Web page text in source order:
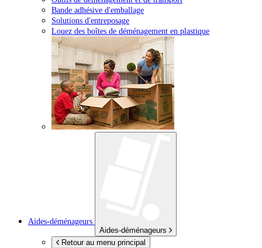
Bande adhésive d'emballage
Solutions d'entreposage
Louez des boîtes de déménagement en plastique
Aides-déménageurs
Aides-déménageurs
Retour au menu principal